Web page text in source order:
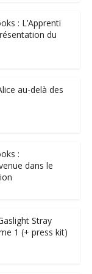
: L’Apprenti
du
au-delà des
:
dans le
Stray
1 (+ press kit)